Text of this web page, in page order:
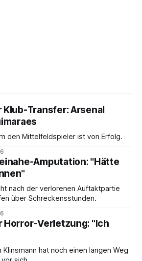
Transfer: Arsenal
den Mittelfeldspieler ist von Erfolg.
Amputation: "Hätte
nach der verlorenen Auftaktpartie
über Schreckensstunden.
Horror-Verletzung: "Ich
Klinsmann hat noch einen langen Weg